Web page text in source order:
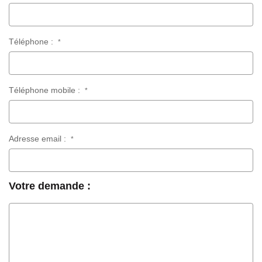
Téléphone : *
Téléphone mobile : *
Adresse email : *
Votre demande :